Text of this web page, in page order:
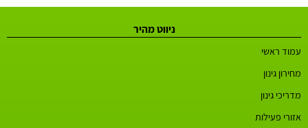
ניווט מהיר
עמוד ראשי
מחירון גינון
מדריכי גינון
אזורי פעילות